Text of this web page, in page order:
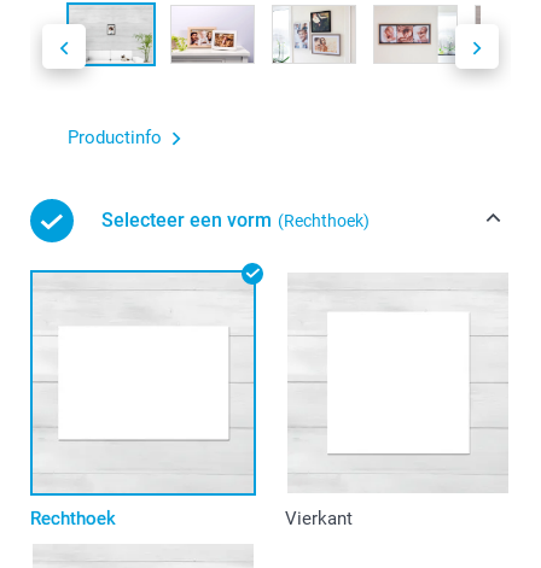
Productinfo
Selecteer een vorm (Rechthoek)
Rechthoek Vierkant